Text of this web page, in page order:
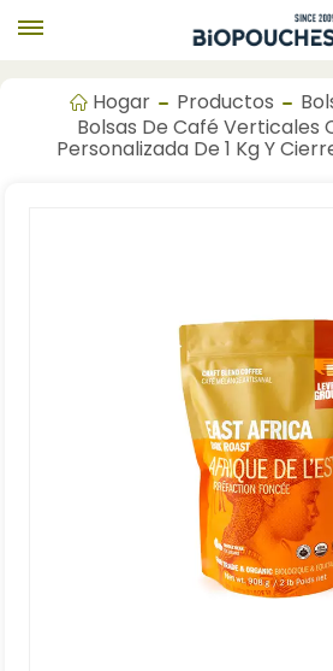
Hogar Productos
Bolsas De Café Verticales
Personalizada De 1 Kg Y